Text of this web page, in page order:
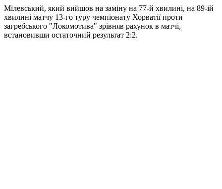
Мілевський, який вийшов на заміну на 77-й хвилині, на 89-ій
хвилині матчу 13-го туру чемпіонату Хорватії проти
загребського "Локомотива" зрівняв рахунок в матчі,
встановивши остаточний результат 2:2.